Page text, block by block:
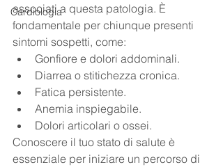
Cardiologia
associati a questa patologia. È
fondamentale per chiunque presenti
sintomi sospetti, come:
Gonfiore e dolori addominali.
Diarrea o stitichezza cronica.
Fatica persistente.
Anemia inspiegabile.
Dolori articolari o ossei.
Conoscere il tuo stato di salute è
essenziale per iniziare un percorso di